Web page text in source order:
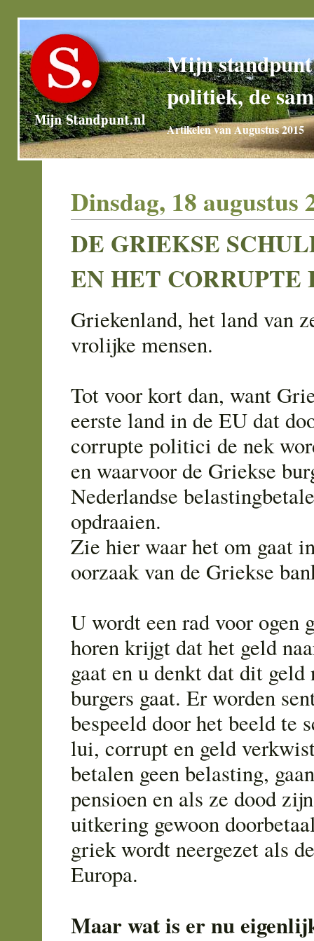
Mijn
politiek, de
Artikelen van Augustus 2015
Dinsdag, 18 augustus
DE GRIEKSE
EN HET CORRUPTE
Griekenland, het land van
vrolijke mensen.
Tot voor kort dan, want
eerste land in de EU dat
corrupte politici de nek
en waarvoor de Griekse
Nederlandse
opdraaien.
Zie hier waar het om gaat
oorzaak van de Griekse
U wordt een rad voor ogen
horen krijgt dat het geld
gaat en u denkt dat dit geld
burgers gaat. Er worden
bespeeld door het beeld te
lui, corrupt en geld
betalen geen belasting,
pensioen en als ze dood
uitkering gewoon
griek wordt neergezet als
Europa.
Maar wat is er nu